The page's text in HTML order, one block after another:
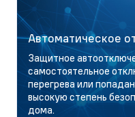
Автоматическое
Защитное
самостоятельное
перегрева или
высокую степень
дома.